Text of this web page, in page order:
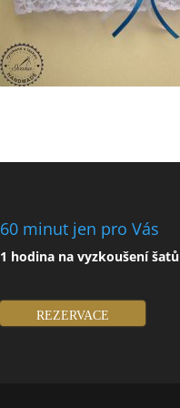
60 minut jen pro Vás
1 hodina na vyzkoušení šatů
REZERVACE